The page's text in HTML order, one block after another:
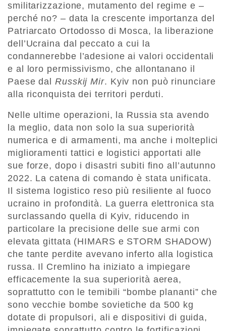
smilitarizzazione, mutamento del regime e –
perché no? – data la crescente importanza del
Patriarcato Ortodosso di Mosca, la liberazione
dell’Ucraina dal peccato a cui la
condannerebbe l’adesione ai valori occidentali
e al loro permissivismo, che allontanano il
Paese dalRusskij Mir. Kyiv non può rinunciare
alla riconquista dei territori perduti.
Nelle ultime operazioni, la Russia sta avendo
la meglio, data non solo la sua superiorità
numerica e di armamenti, ma anche i molteplici
miglioramenti tattici e logistici apportati alle
sue forze, dopo i disastri subiti fino all’autunno
2022. La catena di comando è stata unificata.
Il sistema logistico reso più resiliente al fuoco
ucraino in profondità. La guerra elettronica sta
surclassando quella di Kyiv, riducendo in
particolare la precisione delle sue armi con
elevata gittata (HIMARS e STORM SHADOW)
che tante perdite avevano inferto alla logistica
russa. Il Cremlino ha iniziato a impiegare
efficacemente la sua superiorità aerea,
soprattutto con le temibili “bombe plananti” che
sono vecchie bombe sovietiche da 500 kg
dotate di propulsori, ali e dispositivi di guida,